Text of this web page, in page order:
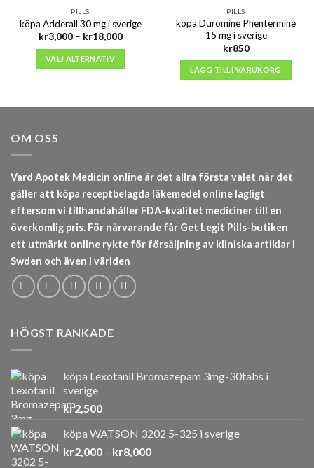
PILLS
köpa Adderall 30 mg i sverige
kr3,000 – kr18,000Prisintervall:
VÄLJ ALTERNATIV
PILLS
köpa Duromine Phentermine
15 mg i sverige
kr850
LÄGG TILL I VARUKORG
OM OSS
Vard Apotek Medicin online är det allra första valet när det
gäller att köpa receptbelagda läkemedel online lagligt
eftersom vi tillhandahåller FDA-kvalitet mediciner till en
överkomlig pris. För närvarande får Get Legit Pills-butiken
ett utmärkt online rykte för försäljning av kliniska artiklar i
Swden och även i världen
HÖGST RANKADE
köpa Lexotanil Bromazepam 3mg-30tabs i
sverige
kr2,500
köpa WATSON 3202 5-325 i sverige
kr2,000 – kr8,000Prisintervall: